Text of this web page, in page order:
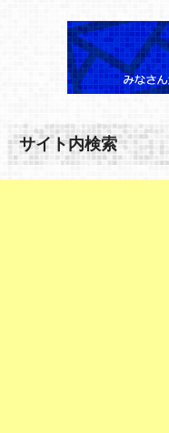
サイト内検索